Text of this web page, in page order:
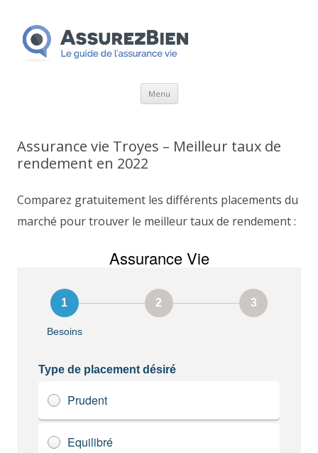
Menu Aller
Assurance vie Troyes – Meilleur taux de
rendement en 2022
Comparez gratuitement les différents placements du
marché pour trouver le meilleur taux de rendement :